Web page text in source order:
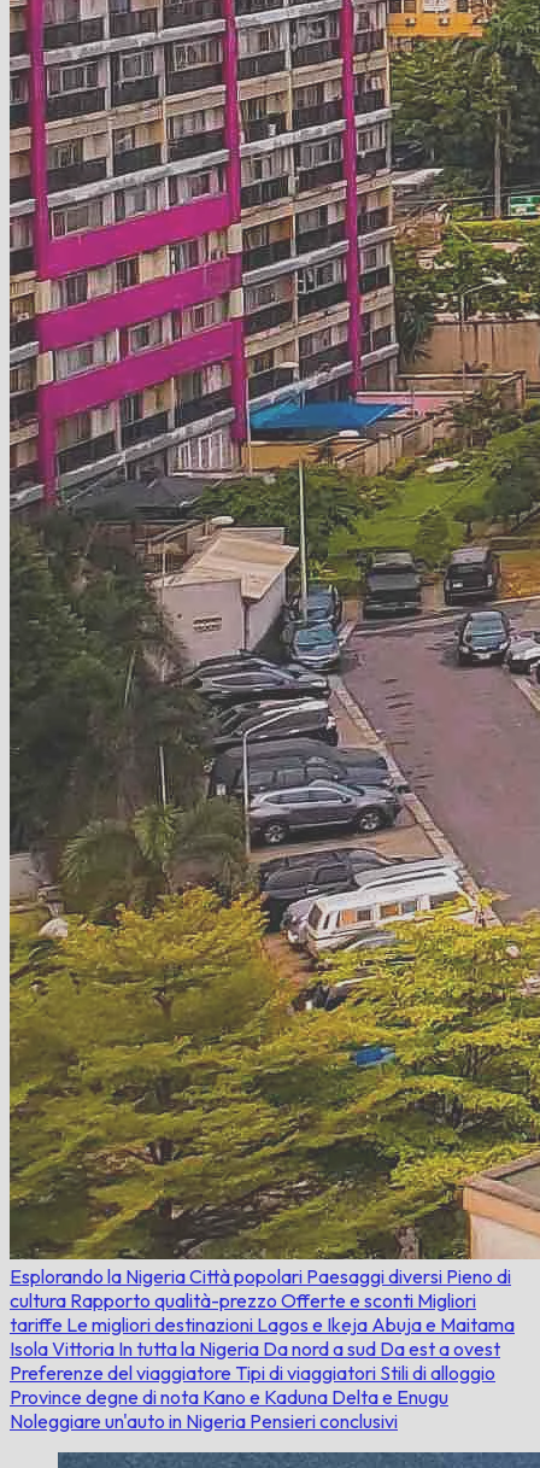
Esplorando la NigeriaCittà popolari Paesaggi diversi Pieno di
cultura Rapporto qualità-prezzo Offerte e sconti Migliori
tariffe Le migliori destinazioni Lagos e Ikeja Abuja e Maitama
Isola Vittoria In tutta la Nigeria Da nord a sud Da est a ovest
Preferenze del viaggiatore Tipi di viaggiatori Stili di alloggio
Province degne di nota Kano e Kaduna Delta e Enugu
Noleggiare un'auto in Nigeria Pensieri conclusivi